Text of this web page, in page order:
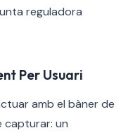
reguladora
Per Usuari
amb el bàner de
capturar: un